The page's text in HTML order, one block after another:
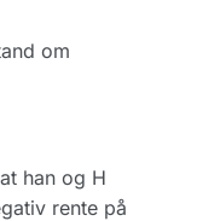
om
han og H
rente på